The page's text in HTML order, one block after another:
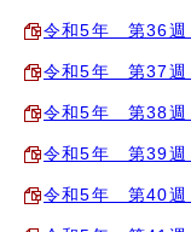
令和5年 第36週
令和5年 第37週
令和5年 第38週
令和5年 第39週
令和5年 第40週